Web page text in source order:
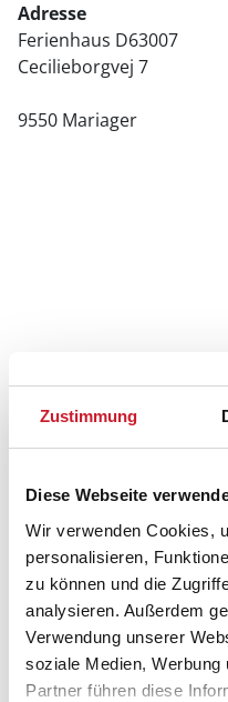
Zustimmung
Diese Webseite
Wir verwenden Cookies,
personalisieren,
zu können und die
analysieren. Außerdem
Verwendung unserer
soziale Medien, Werbung
Partner führen diese
Adresse
Ferienhaus D63007
Cecilieborgvej 7
9550 Mariager
Reisedauer
Anzahl Reisende